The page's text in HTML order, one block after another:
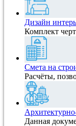
Дизайн
Комплект
Смета на
Расчёты,
Данная